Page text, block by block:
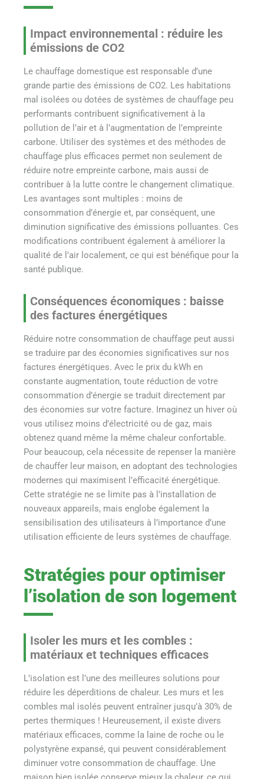
Impact environnemental : réduire les
émissions de CO2
Le chauffage domestique est responsable d’une
grande partie des émissions de CO2. Les habitations
mal isolées ou dotées de systèmes de chauffage peu
performants contribuent significativement à la
pollution de l’air et à l’augmentation de l’empreinte
carbone. Utiliser des systèmes et des méthodes de
chauffage plus efficaces permet non seulement de
réduire notre empreinte carbone, mais aussi de
contribuer à la lutte contre le changement climatique.
Les avantages sont multiples : moins de
consommation d’énergie et, par conséquent, une
diminution significative des émissions polluantes. Ces
modifications contribuent également à améliorer la
qualité de l’air localement, ce qui est bénéfique pour la
santé publique.
Conséquences économiques : baisse
des factures énergétiques
Réduire notre consommation de chauffage peut aussi
se traduire par des économies significatives sur nos
factures énergétiques. Avec le prix du kWh en
constante augmentation, toute réduction de votre
consommation d’énergie se traduit directement par
des économies sur votre facture. Imaginez un hiver où
vous utilisez moins d’électricité ou de gaz, mais
obtenez quand même la même chaleur confortable.
Pour beaucoup, cela nécessite de repenser la manière
de chauffer leur maison, en adoptant des technologies
modernes qui maximisent l’efficacité énergétique.
Cette stratégie ne se limite pas à l’installation de
nouveaux appareils, mais englobe également la
sensibilisation des utilisateurs à l’importance d’une
utilisation efficiente de leurs systèmes de chauffage.
Stratégies pour optimiser
l’isolation de son logement
Isoler les murs et les combles :
matériaux et techniques efficaces
L’isolation est l’une des meilleures solutions pour
réduire les déperditions de chaleur. Les murs et les
combles mal isolés peuvent entraîner jusqu’à 30% de
pertes thermiques ! Heureusement, il existe divers
matériaux efficaces, comme la laine de roche ou le
polystyrène expansé, qui peuvent considérablement
diminuer votre consommation de chauffage. Une